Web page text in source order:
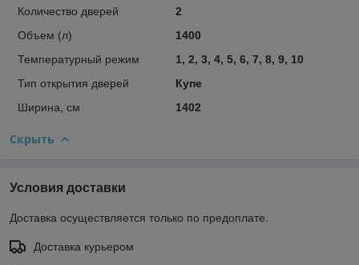
Количество дверей
2
Объем (л)
1400
Температурный режим
1, 2, 3, 4, 5, 6, 7, 8, 9, 10
Тип открытия дверей
Купе
Ширина, см
1402
Скрыть
Условия доставки
Доставка осуществляется только по предоплате.
Доставка курьером